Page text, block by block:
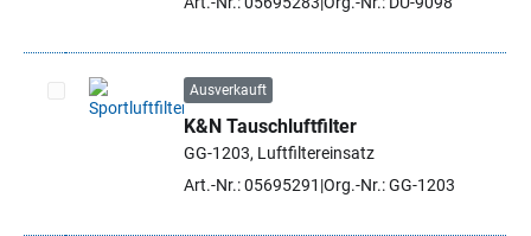
Artikel auswählen
Ausverkauft
K&N Tauschluftfilter
GG-1203, Luftfiltereinsatz
Art.-Nr.: 05695291 Org.-Nr.: GG-1203